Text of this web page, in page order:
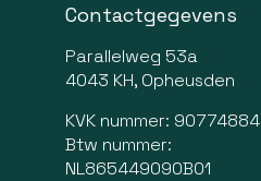
Contactgegevens
Parallelweg 53a
4043 KH, Opheusden
KVK nummer: 90774884
Btw nummer:
NL865449090B01